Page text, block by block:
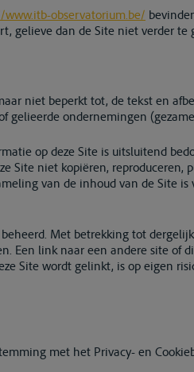
observatorium.be/
gelieve dan de Site niet verder te
niet beperkt tot, de tekst en
ondernemingen
op deze Site is uitsluitend
Site niet kopiëren,
van de inhoud van de Site
Met betrekking tot
Een link naar een andere site of
Site wordt gelinkt, is op eigen
met het Privacy- en